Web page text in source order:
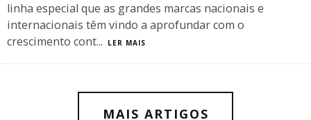
linha especial que as grandes marcas nacionais e
internacionais têm vindo a aprofundar com o
crescimento cont... LER MAIS
MAIS ARTIGOS